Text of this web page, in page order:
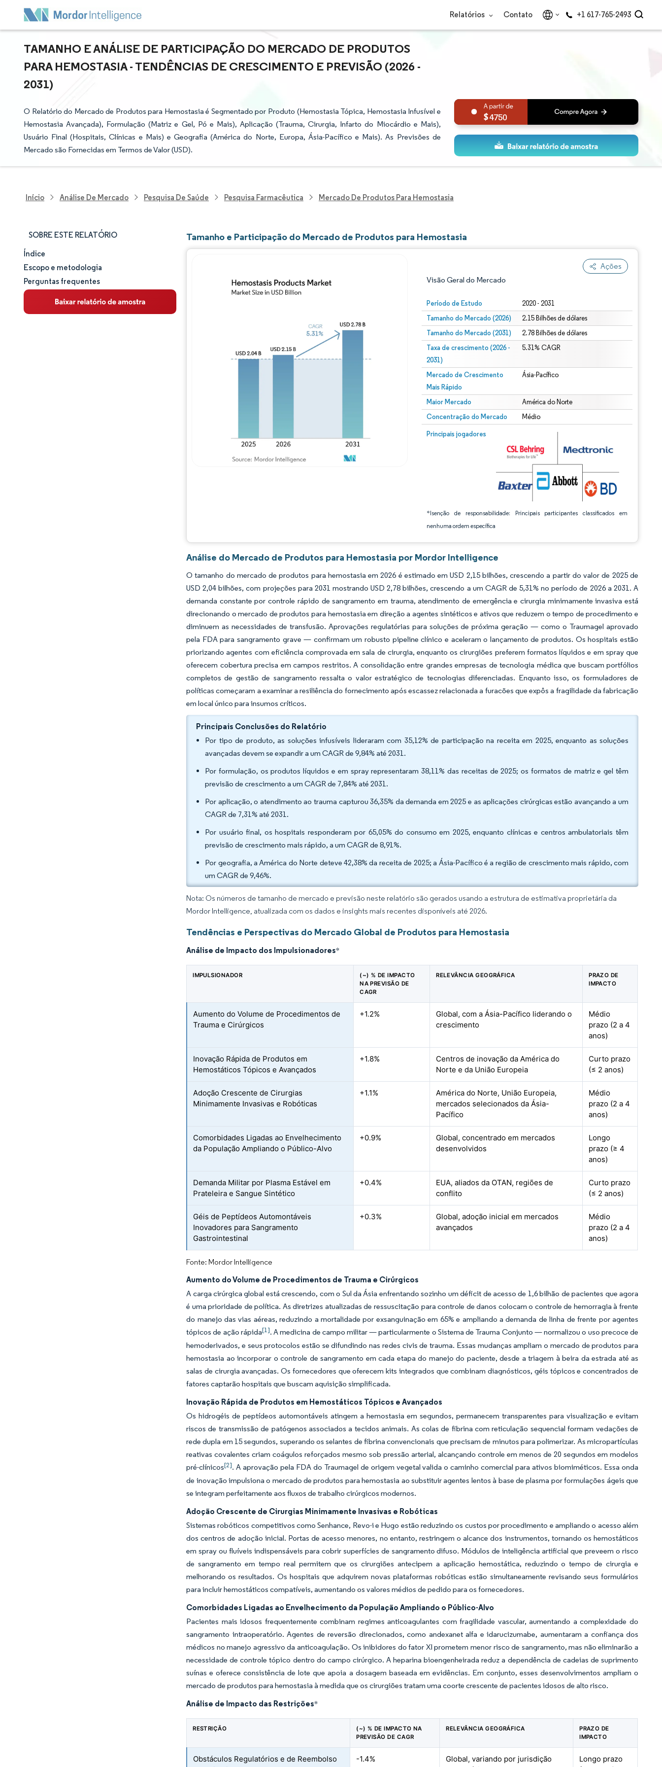
Relatórios Contato +1 617-765-2493
TAMANHO E ANÁLISE DE PARTICIPAÇÃO DO MERCADO DE PRODUTOS
PARA HEMOSTASIA - TENDÊNCIAS DE CRESCIMENTO E PREVISÃO (2026 -
2031)
O Relatório do Mercado de Produtos para Hemostasia é Segmentado por Produto (Hemostasia Tópica, Hemostasia Infusível e
Hemostasia Avançada), Formulação (Matriz e Gel, Pó e Mais), Aplicação (Trauma, Cirurgia, Infarto do Miocárdio e Mais),
Usuário Final (Hospitais, Clínicas e Mais) e Geografia (América do Norte, Europa, Ásia-Pacífico e Mais). As Previsões de
Mercado são Fornecidas em Termos de Valor (USD).
4750
Início Análise De Mercado Pesquisa De Saúde Pesquisa Farmacêutica Mercado De Produtos Para Hemostasia
SOBRE ESTE RELATÓRIO
Tamanho e participação de mercado
Análise de mercado
Tendências e insights
Índice
Escopo e metodologia
Perguntas frequentes
Tamanho e Participação do Mercado de Produtos para Hemostasia
Ações
Visão Geral do Mercado
Período de Estudo 2020 - 2031
Tamanho do Mercado (2026) 2.15 Bilhões de dólares
Tamanho do Mercado (2031) 2.78 Bilhões de dólares
Taxa de crescimento (2026 -
2031)
5.31% CAGR
Mercado de Crescimento
Mais Rápido
Ásia-Pacífico
Maior Mercado América do Norte
Concentração do Mercado Médio
Principais jogadores
*Isenção de responsabilidade: Principais participantes classificados em
nenhuma ordem específica
Imagem © Mordor Intelligence. O reuso requer atribuição conforme CC BY 4.0.
Imagem © Mordor Intelligence. O reuso requer atribuição conforme CC BY 4.0.
Análise do Mercado de Produtos para Hemostasia por Mordor Intelligence
O tamanho do mercado de produtos para hemostasia em 2026 é estimado em USD 2,15 bilhões, crescendo a partir do valor de 2025 de
USD 2,04 bilhões, com projeções para 2031 mostrando USD 2,78 bilhões, crescendo a um CAGR de 5,31% no período de 2026 a 2031. A
demanda constante por controle rápido de sangramento em trauma, atendimento de emergência e cirurgia minimamente invasiva está
direcionando o mercado de produtos para hemostasia em direção a agentes sintéticos e ativos que reduzem o tempo de procedimento e
diminuem as necessidades de transfusão. Aprovações regulatórias para soluções de próxima geração — como o Traumagel aprovado
pela FDA para sangramento grave — confirmam um robusto pipeline clínico e aceleram o lançamento de produtos. Os hospitais estão
priorizando agentes com eficiência comprovada em sala de cirurgia, enquanto os cirurgiões preferem formatos líquidos e em spray que
oferecem cobertura precisa em campos restritos. A consolidação entre grandes empresas de tecnologia médica que buscam portfólios
completos de gestão de sangramento ressalta o valor estratégico de tecnologias diferenciadas. Enquanto isso, os formuladores de
políticas começaram a examinar a resiliência do fornecimento após escassez relacionada a furacões que expôs a fragilidade da fabricação
em local único para insumos críticos.
Principais Conclusões do Relatório
Por tipo de produto, as soluções infusíveis lideraram com 35,12% de participação na receita em 2025, enquanto as soluções
avançadas devem se expandir a um CAGR de 9,84% até 2031.
Por formulação, os produtos líquidos e em spray representaram 38,11% das receitas de 2025; os formatos de matriz e gel têm
previsão de crescimento a um CAGR de 7,84% até 2031.
Por aplicação, o atendimento ao trauma capturou 36,35% da demanda em 2025 e as aplicações cirúrgicas estão avançando a um
CAGR de 7,31% até 2031.
Por usuário final, os hospitais responderam por 65,05% do consumo em 2025, enquanto clínicas e centros ambulatoriais têm
previsão de crescimento mais rápido, a um CAGR de 8,91%.
Por geografia, a América do Norte deteve 42,38% da receita de 2025; a Ásia-Pacífico é a região de crescimento mais rápido, com
um CAGR de 9,46%.
Nota: Os números de tamanho de mercado e previsão neste relatório são gerados usando a estrutura de estimativa proprietária da
Mordor Intelligence, atualizada com os dados e insights mais recentes disponíveis até 2026.
Tendências e Perspectivas do Mercado Global de Produtos para Hemostasia
Análise de Impacto dos Impulsionadores*
IMPULSIONADOR
(~) % DE IMPACTO
NA PREVISÃO DE
CAGR
RELEVÂNCIA GEOGRÁFICA
PRAZO DE
IMPACTO
Aumento do Volume de Procedimentos de
Trauma e Cirúrgicos
+1.2%
Global, com a Ásia-Pacífico liderando o
crescimento
Médio
prazo (2 a 4
anos)
Inovação Rápida de Produtos em
Hemostáticos Tópicos e Avançados
+1.8%
Centros de inovação da América do
Norte e da União Europeia
Curto prazo
(≤ 2 anos)
Adoção Crescente de Cirurgias
Minimamente Invasivas e Robóticas
+1.1%
América do Norte, União Europeia,
mercados selecionados da Ásia-
Pacífico
Médio
prazo (2 a 4
anos)
Comorbidades Ligadas ao Envelhecimento
da População Ampliando o Público-Alvo
+0.9%
Global, concentrado em mercados
desenvolvidos
Longo
prazo (≥ 4
anos)
Demanda Militar por Plasma Estável em
Prateleira e Sangue Sintético
+0.4%
EUA, aliados da OTAN, regiões de
conflito
Curto prazo
(≤ 2 anos)
Géis de Peptídeos Automontáveis
Inovadores para Sangramento
Gastrointestinal
+0.3%
Global, adoção inicial em mercados
avançados
Médio
prazo (2 a 4
anos)
Fonte: Mordor Intelligence
Aumento do Volume de Procedimentos de Trauma e Cirúrgicos
A carga cirúrgica global está crescendo, com o Sul da Ásia enfrentando sozinho um déficit de acesso de 1,6 bilhão de pacientes que agora
é uma prioridade de política. As diretrizes atualizadas de ressuscitação para controle de danos colocam o controle de hemorragia à frente
do manejo das vias aéreas, reduzindo a mortalidade por exsanguinação em 65% e ampliando a demanda de linha de frente por agentes
tópicos de ação rápida[1]. A medicina de campo militar — particularmente o Sistema de Trauma Conjunto — normalizou o uso precoce de
hemoderivados, e seus protocolos estão se difundindo nas redes civis de trauma. Essas mudanças ampliam o mercado de produtos para
hemostasia ao incorporar o controle de sangramento em cada etapa do manejo do paciente, desde a triagem à beira da estrada até as
salas de cirurgia avançadas. Os fornecedores que oferecem kits integrados que combinam diagnósticos, géis tópicos e concentrados de
fatores captarão hospitais que buscam aquisição simplificada.
Inovação Rápida de Produtos em Hemostáticos Tópicos e Avançados
Os hidrogéis de peptídeos automontáveis atingem a hemostasia em segundos, permanecem transparentes para visualização e evitam
riscos de transmissão de patógenos associados a tecidos animais. As colas de fibrina com reticulação sequencial formam vedações de
rede dupla em 15 segundos, superando os selantes de fibrina convencionais que precisam de minutos para polimerizar. As micropartículas
reativas covalentes criam coágulos reforçados mesmo sob pressão arterial, alcançando controle em menos de 20 segundos em modelos
pré-clínicos[2]. A aprovação pela FDA do Traumagel de origem vegetal valida o caminho comercial para ativos biomiméticos. Essa onda
de inovação impulsiona o mercado de produtos para hemostasia ao substituir agentes lentos à base de plasma por formulações ágeis que
se integram perfeitamente aos fluxos de trabalho cirúrgicos modernos.
Adoção Crescente de Cirurgias Minimamente Invasivas e Robóticas
Sistemas robóticos competitivos como Senhance, Revo-i e Hugo estão reduzindo os custos por procedimento e ampliando o acesso além
dos centros de adoção inicial. Portas de acesso menores, no entanto, restringem o alcance dos instrumentos, tornando os hemostáticos
em spray ou fluíveis indispensáveis para cobrir superfícies de sangramento difuso. Módulos de inteligência artificial que preveem o risco
de sangramento em tempo real permitem que os cirurgiões antecipem a aplicação hemostática, reduzindo o tempo de cirurgia e
melhorando os resultados. Os hospitais que adquirem novas plataformas robóticas estão simultaneamente revisando seus formulários
para incluir hemostáticos compatíveis, aumentando os valores médios de pedido para os fornecedores.
Comorbidades Ligadas ao Envelhecimento da População Ampliando o Público-Alvo
Pacientes mais idosos frequentemente combinam regimes anticoagulantes com fragilidade vascular, aumentando a complexidade do
sangramento intraoperatório. Agentes de reversão direcionados, como andexanet alfa e idarucizumabe, aumentaram a confiança dos
médicos no manejo agressivo da anticoagulação. Os inibidores do fator XI prometem menor risco de sangramento, mas não eliminarão a
necessidade de controle tópico dentro do campo cirúrgico. A heparina bioengenheirada reduz a dependência de cadeias de suprimento
suínas e oferece consistência de lote que apoia a dosagem baseada em evidências. Em conjunto, esses desenvolvimentos ampliam o
mercado de produtos para hemostasia à medida que os cirurgiões tratam uma coorte crescente de pacientes idosos de alto risco.
Análise de Impacto das Restrições*
RESTRIÇÃO
(~) % DE IMPACTO NA
PREVISÃO DE CAGR
RELEVÂNCIA GEOGRÁFICA
PRAZO DE
IMPACTO
Obstáculos Regulatórios e de Reembolso
-1.4%
Global, variando por jurisdição
Longo prazo